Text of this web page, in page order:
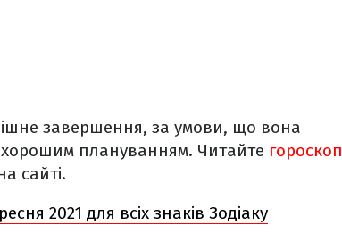
завершення, за умови, що вона
плануванням. Читайте гороскоп
сайті.
2021 для всіх знаків Зодіаку